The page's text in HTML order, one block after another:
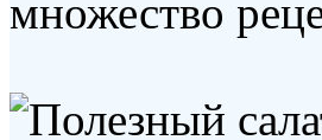
множество